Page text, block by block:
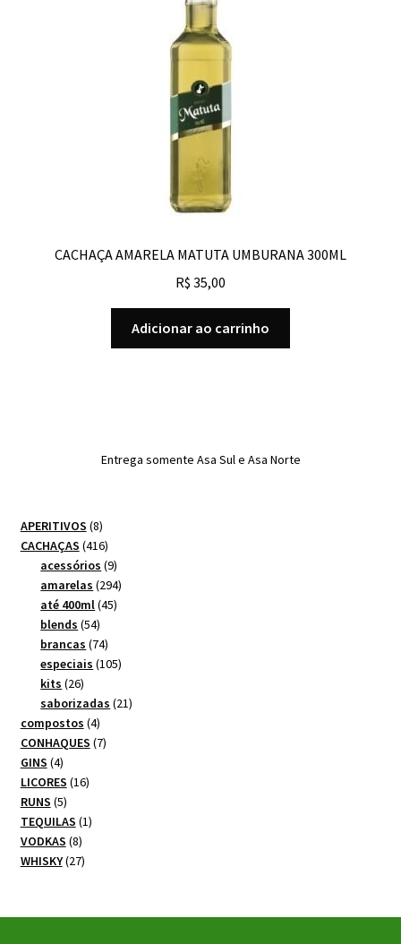
CACHAÇA AMARELA MATUTA UMBURANA 300ML
R$ 35,00
Adicionar ao carrinho
Entrega somente Asa Sul e Asa Norte
APERITIVOS 88
produtos
CACHAÇAS 416416
produtos
acessórios 99
produtos
amarelas 294294
até 400ml 4545
blends 5454
produtos
brancas 7474
produtos
especiais 105105
kits 2626
produtos
saborizadas 2121
compostos 44
produtos
CONHAQUES 77
GINS 44
produtos
LICORES 1616
RUNS 55
produtos
TEQUILAS 11
VODKAS 88
produtos
WHISKY 2727